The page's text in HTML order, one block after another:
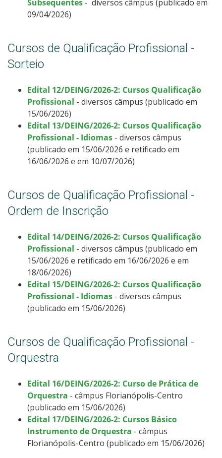
Subsequentes - diversos câmpus (publicado em
09/04/2026)
Cursos de Qualificação Profissional -
Sorteio
Edital 12/DEING/2026-2: Cursos Qualificação
Profissional - diversos câmpus (publicado em
15/06/2026)
Edital 13/DEING/2026-2: Cursos Qualificação
Profissional - Idiomas - diversos câmpus
(publicado em 15/06/2026 e retificado em
16/06/2026 e em 10/07/2026)
Cursos de Qualificação Profissional -
Ordem de Inscrição
Edital 14/DEING/2026-2: Cursos Qualificação
Profissional - diversos câmpus (publicado em
15/06/2026 e retificado em 16/06/2026 e em
18/06/2026)
Edital 15/DEING/2026-2: Cursos Qualificação
Profissional - Idiomas - diversos câmpus
(publicado em 15/06/2026)
Cursos de Qualificação Profissional -
Orquestra
Edital 16/DEING/2026-2: Curso de Prática de
Orquestra - câmpus Florianópolis-Centro
(publicado em 15/06/2026)
Edital 17/DEING/2026-2: Cursos Básico
Instrumento de Orquestra - câmpus
Florianópolis-Centro (publicado em 15/06/2026)